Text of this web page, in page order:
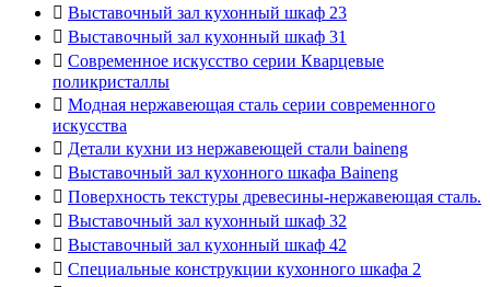
 Выставочный зал кухонный шкаф 23
 Выставочный зал кухонный шкаф 31
 Современное искусство серии Кварцевые
поликристаллы
 Модная нержавеющая сталь серии современного
искусства
 Детали кухни из нержавеющей стали baineng
 Выставочный зал кухонного шкафа Baineng
 Поверхность текстуры древесины-нержавеющая сталь.
 Выставочный зал кухонный шкаф 32
 Выставочный зал кухонный шкаф 42
 Специальные конструкции кухонного шкафа 2